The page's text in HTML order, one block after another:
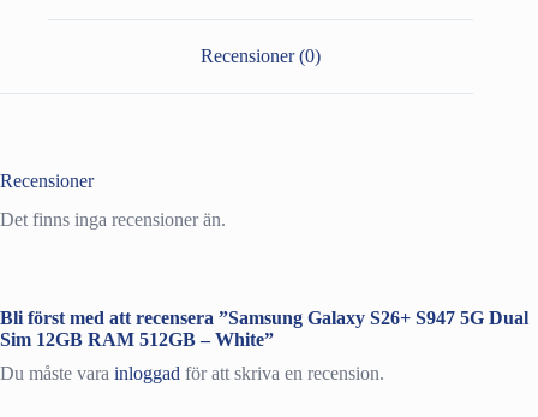
Recensioner (0)
Recensioner
Det finns inga recensioner än.
Bli först med att recensera ”Samsung Galaxy S26+ S947 5G Dual
Sim 12GB RAM 512GB – White”
Du måste vara inloggad för att skriva en recension.